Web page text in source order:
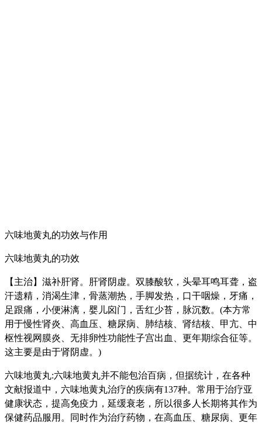
六味地黄丸的功效与作用
六味地黄丸的功效
【主治】滋补肝肾。肝肾阴虚。双膝酸软，头晕耳鸣耳聋，盗
汗遗精，消渴生津，骨蒸潮热，手脚发热，口干咽燥，牙痛，
足跟痛，小便淋漓，婴儿囟门，舌红少苔，脉沉数。(本方常
用于慢性肾炎、高血压、糖尿病、肺结核、肾结核、甲亢、中
枢性视网膜炎、无排卵性功能性子宫出血、更年期综合征等。
这主要是由于肾阴虚。)
六味地黄丸:六味地黄丸并不能包治百病，但据统计，在各种
文献报道中，六味地黄丸治疗的疾病有137种。常用于治疗亚
健康状态，提高免疫力，延缓衰老，所以很多人长期将其作为
保健药品服用。同时作为治疗药物，在高血压、糖尿病、更年